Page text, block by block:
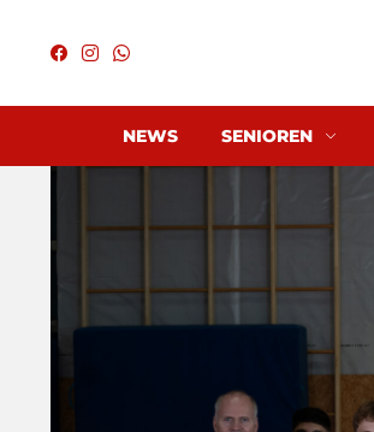
NEWS SENIOREN